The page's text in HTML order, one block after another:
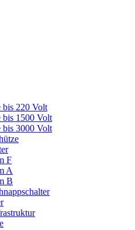
bis 220 Volt
bis 1500 Volt
bis 3000 Volt
F
A
B